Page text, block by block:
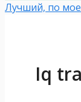
Лучший, по
Iq